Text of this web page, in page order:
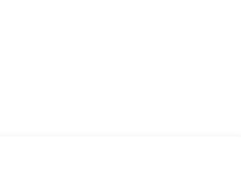
eller utvidede åpningstider